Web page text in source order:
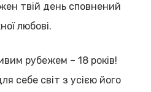
твій день сповнений
любові.
рубежем – 18 років!
себе світ з усією його